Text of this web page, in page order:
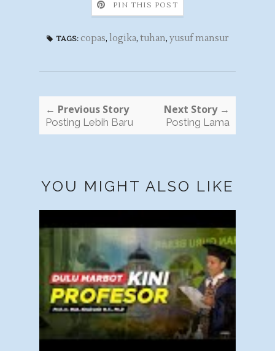
PIN THIS POST
TAGS: copas, logika, tuhan, yusuf mansur
← Previous Story
Posting Lebih Baru
Next Story →
Posting Lama
YOU MIGHT ALSO LIKE